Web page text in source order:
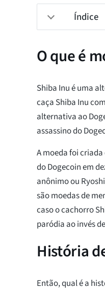
Índice
O que é
Shiba Inu é uma
caça Shiba Inu
alternativa ao
assassino do
A moeda foi
do Dogecoin em
anônimo ou
são moedas de
caso o cachorro
paródia ao invés
História
Então, qual é a